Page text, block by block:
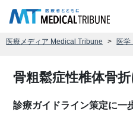
医療メディア Medical Tribune 医
骨粗鬆症性椎体骨
診療ガイドライン策定に一